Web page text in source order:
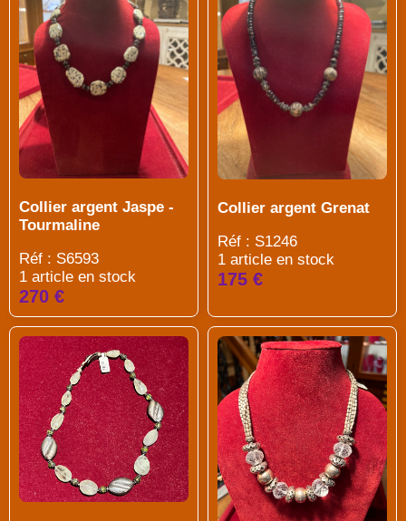
Collier argent Jaspe -
Tourmaline
Réf : S6593
1 article en stock
270 €
Collier argent Grenat
Réf : S1246
1 article en stock
175 €